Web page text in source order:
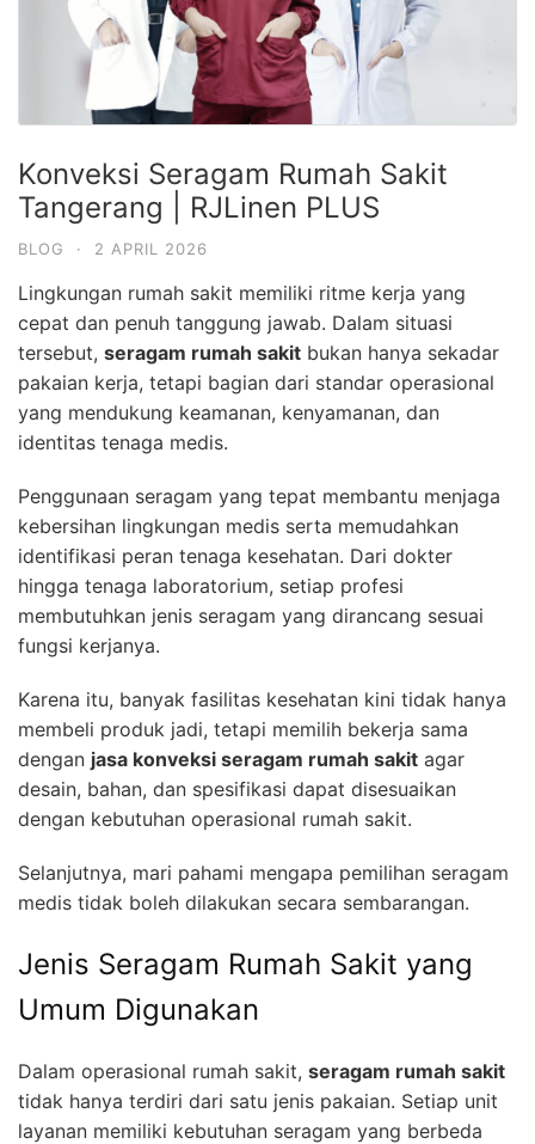
Konveksi Seragam Rumah Sakit
Tangerang | RJLinen PLUS
BLOG · 2 APRIL 2026
Lingkungan rumah sakit memiliki ritme kerja yang
cepat dan penuh tanggung jawab. Dalam situasi
tersebut, seragam rumah sakit bukan hanya sekadar
pakaian kerja, tetapi bagian dari standar operasional
yang mendukung keamanan, kenyamanan, dan
identitas tenaga medis.
Penggunaan seragam yang tepat membantu menjaga
kebersihan lingkungan medis serta memudahkan
identifikasi peran tenaga kesehatan. Dari dokter
hingga tenaga laboratorium, setiap profesi
membutuhkan jenis seragam yang dirancang sesuai
fungsi kerjanya.
Karena itu, banyak fasilitas kesehatan kini tidak hanya
membeli produk jadi, tetapi memilih bekerja sama
dengan jasa konveksi seragam rumah sakit agar
desain, bahan, dan spesifikasi dapat disesuaikan
dengan kebutuhan operasional rumah sakit.
Selanjutnya, mari pahami mengapa pemilihan seragam
medis tidak boleh dilakukan secara sembarangan.
Jenis Seragam Rumah Sakit yang
Umum Digunakan
Dalam operasional rumah sakit, seragam rumah sakit
tidak hanya terdiri dari satu jenis pakaian. Setiap unit
layanan memiliki kebutuhan seragam yang berbeda